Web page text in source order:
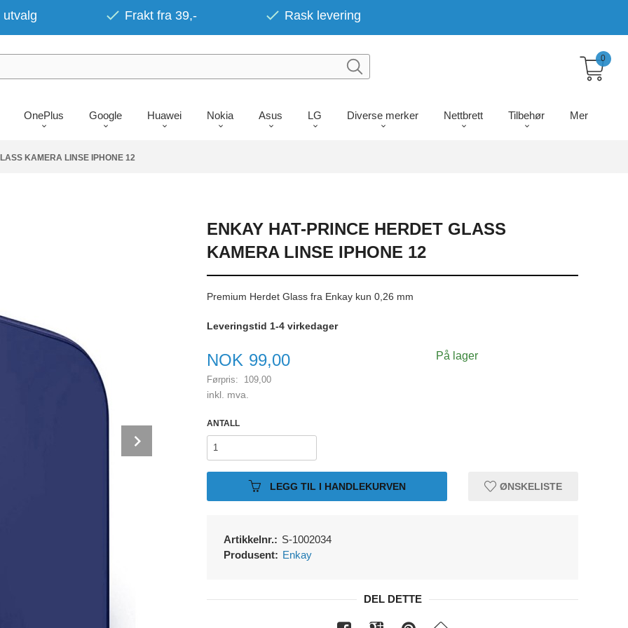
utvalg Frakt fra 39,- Rask levering
OnePlus Google Huawei Nokia Asus LG Diverse merker Nettbrett Tilbehør Mer
0
KAMERA LINSE IPHONE 12
ENKAY HAT-PRINCE HERDET GLASS
KAMERA LINSE IPHONE 12
Premium Herdet Glass fra Enkay kun 0,26 mm
Leveringstid 1-4 virkedager
Tilbud
NOK 99,00
Førpris: 109,00
Rabatt
inkl. mva.
På lager
ANTALL
LEGG TIL I HANDLEKURVEN ØNSKELISTE
Artikkelnr.: S-1002034
Produsent: Enkay
DEL DETTE